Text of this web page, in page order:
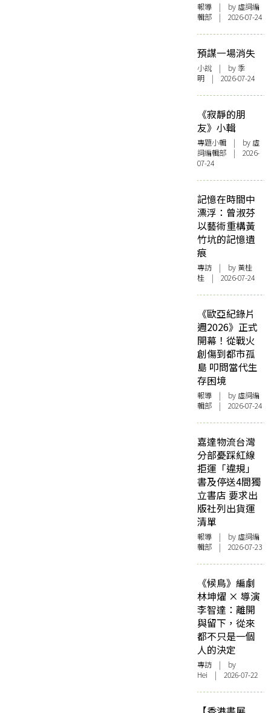
報導 | by 虛詞編
輯部 | 2026-07-24
預謀一場消失
小說 | by 季
明 | 2026-07-24
《寂靜的朋
友》小輯
專題小輯 | by 虛
詞編輯部 | 2026-
07-24
記憶在時間中
漂浮：曾淑芬
以藝術重構黃
竹坑的記憶遺
痕
專訪 | by 黃桂
桂 | 2026-07-24
《歐亞紀錄片
週2026》正式
開幕！從戰火
創傷到都市孤
島 叩問當代生
存困境
報導 | by 虛詞編
輯部 | 2026-07-24
嘉達物流台灣
分部憂踩紅線
拒運「違規」
書及停送4間獨
立書店 要求出
版社列出貨運
清單
報導 | by 虛詞編
輯部 | 2026-07-23
《候鳥》編劇
林坤燿 × 導演
李智達：離開
與留下，從來
都不只是一個
人的決定
專訪 | by
Hei | 2026-07-22